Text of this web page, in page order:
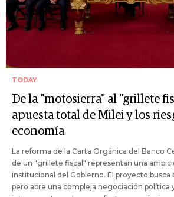
TODAY
De la "motosierra" al "grillete
apuesta total de Milei y los
economía
La reforma de la Carta Orgánica del Banco
de un "grillete fiscal" representan una
institucional del Gobierno. El proyecto
pero abre una compleja negociación política